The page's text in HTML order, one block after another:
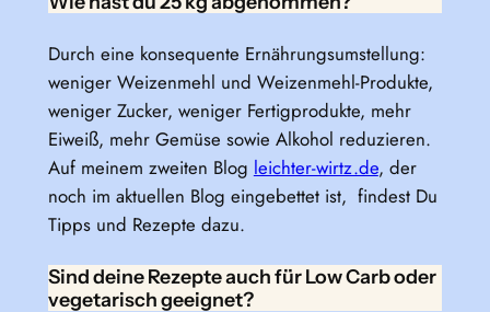
Durch eine konsequente Ernährungsumstellung:
weniger Weizenmehl und Weizenmehl-Produkte,
weniger Zucker, weniger Fertigprodukte, mehr
Eiweiß, mehr Gemüse sowie Alkohol reduzieren.
Auf meinem zweiten Blog leichter-wirtz.de, der
noch im aktuellen Blog eingebettet ist, findest Du
Tipps und Rezepte dazu.
Sind deine Rezepte auch für Low Carb oder
vegetarisch geeignet?